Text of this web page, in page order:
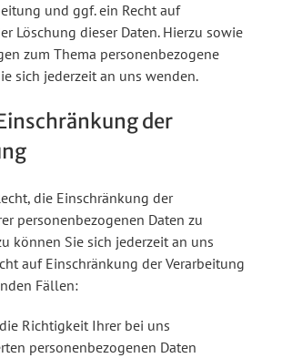
und ggf. ein Recht auf
Löschung dieser Daten. Hierzu sowie
zum Thema personenbezogene
sich jederzeit an uns wenden.
der
die Einschränkung der
personenbezogenen Daten zu
können Sie sich jederzeit an uns
auf Einschränkung der Verarbeitung
Fällen:
Richtigkeit Ihrer bei uns
personenbezogenen Daten